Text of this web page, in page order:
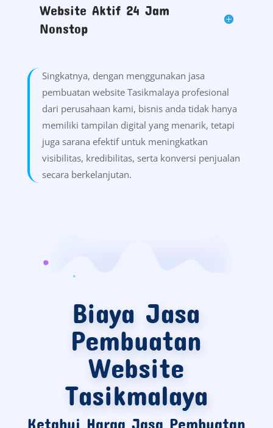
Website Aktif 24 Jam
Nonstop
Singkatnya, dengan menggunakan jasa
pembuatan website Tasikmalaya profesional
dari perusahaan kami, bisnis anda tidak hanya
memiliki tampilan digital yang menarik, tetapi
juga sarana efektif untuk meningkatkan
visibilitas, kredibilitas, serta konversi penjualan
secara berkelanjutan.
Biaya Jasa
Pembuatan
Website
Tasikmalaya
Ketahui Harga Jasa Pembuatan